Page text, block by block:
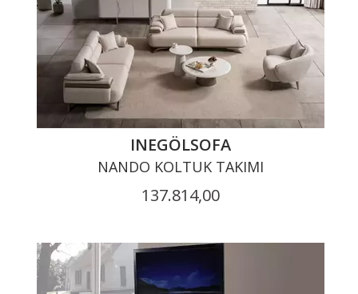
INEGÖLSOFA
NANDO KOLTUK TAKIMI
137.814,00